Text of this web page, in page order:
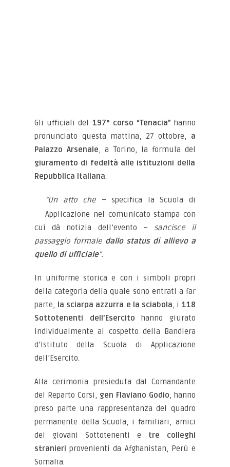
Gli ufficiali del 197° corso “Tenacia” hanno
pronunciato questa mattina, 27 ottobre, a
Palazzo Arsenale, a Torino, la formula del
giuramento di fedeltà alle istituzioni della
Repubblica Italiana.
“Un atto che – specifica la Scuola di
Applicazione nel comunicato stampa con
cui dà notizia dell’evento – sancisce il
passaggio formale dallo status di allievo a
quello di ufficiale”.
In uniforme storica e con i simboli propri
della categoria della quale sono entrati a far
parte,
la sciarpa azzurra e la sciabola, i 118
Sottotenenti dell’Esercito hanno giurato
individualmente al cospetto della Bandiera
d’Istituto della Scuola di Applicazione
dell’Esercito.
Alla cerimonia presieduta dal Comandante
del Reparto Corsi, gen Flaviano Godio, hanno
preso parte una rappresentanza del quadro
permanente della Scuola, i familiari, amici
dei giovani Sottotenenti e tre colleghi
stranieri provenienti da Afghanistan, Perù e
Somalia.